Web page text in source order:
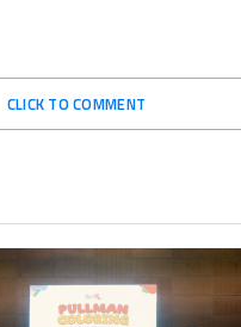
CLICK TO COMMENT